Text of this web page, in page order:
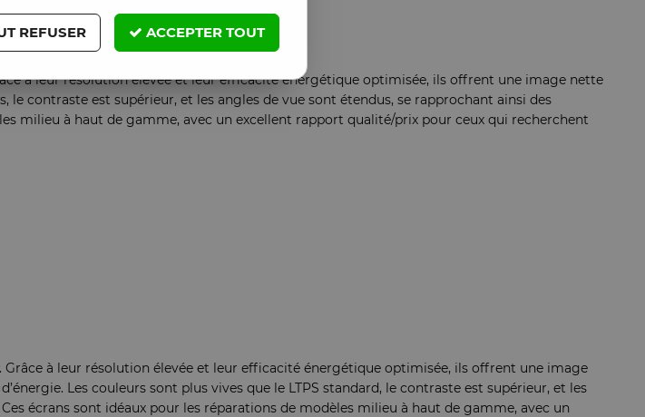
à leur résolution élevée et leur efficacité énergétique optimisée, ils offrent une image nette
contraste est supérieur, et les angles de vue sont étendus, se rapprochant ainsi des
milieu à haut de gamme, avec un excellent rapport qualité/prix pour ceux qui recherchent
à leur résolution élevée et leur efficacité énergétique optimisée, ils offrent une image
Les couleurs sont plus vives que le LTPS standard, le contraste est supérieur, et les
écrans sont idéaux pour les réparations de modèles milieu à haut de gamme, avec un
REFUSER ACCEPTER TOUT